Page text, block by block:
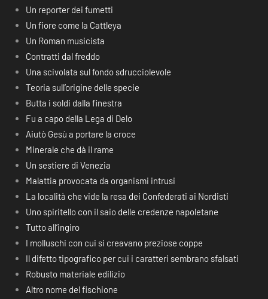
Un reporter dei fumetti
Un fiore come la Cattleya
Un Roman musicista
Contratti dal freddo
Una scivolata sul fondo sdrucciolevole
Teoria sull’origine delle specie
Butta i soldi dalla finestra
Fu a capo della Lega di Delo
Aiutò Gesù a portare la croce
Minerale che dà il rame
Un sestiere di Venezia
Malattia provocata da organismi intrusi
La località che vide la resa dei Confederati ai Nordisti
Uno spiritello con il saio delle credenze napoletane
Tutto all’ingiro
I molluschi con cui si creavano preziose coppe
Il difetto tipografico per cui i caratteri sembrano sfalsati
Robusto materiale edilizio
Altro nome del fischione